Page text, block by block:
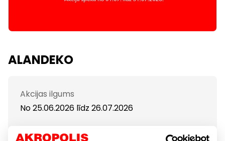
ALANDEKO
Akcijas ilgums
No 25.06.2026 līdz 26.07.2026